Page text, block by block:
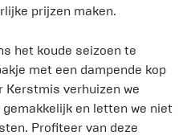
prijzen maken.
het koude seizoen te
met een dampende kop
Kerstmis verhuizen we
en letten we niet
Profiteer van deze